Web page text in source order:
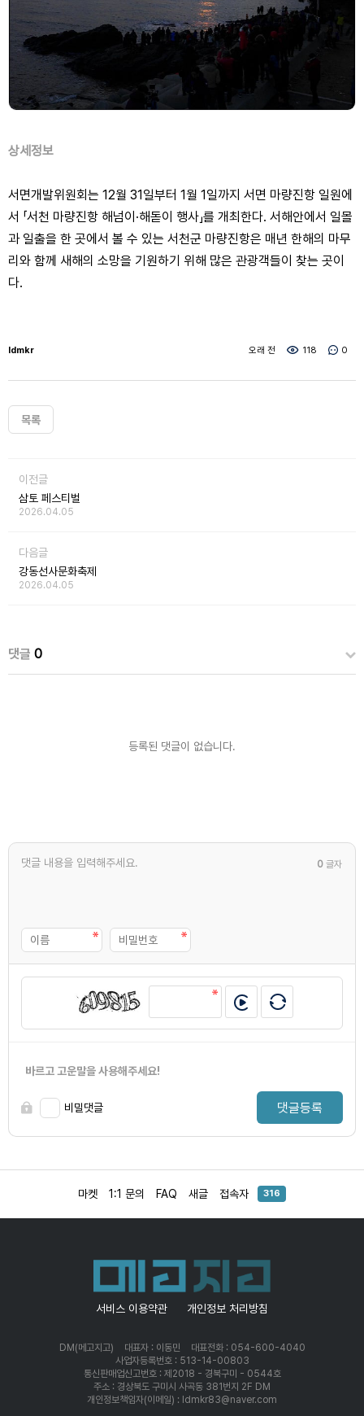
상세정보
서면개발위원회는 12월 31일부터 1월 1일까지 서면 마량진항 일원에
서 「서천 마량진항 해넘이·해돋이 행사」를 개최한다. 서해안에서 일몰
과 일출을 한 곳에서 볼 수 있는 서천군 마량진항은 매년 한해의 마무
리와 함께 새해의 소망을 기원하기 위해 많은 관광객들이 찾는 곳이
다.
ldmkr 오래 전 118 0
목록
이전글
삼토 페스티벌
2026.04.05
다음글
강동선사문화축제
2026.04.05
댓글 0
등록된 댓글이 없습니다.
0 글자
바르고 고운말을 사용해주세요!
비밀댓글 댓글등록
마켓 1:1 문의 FAQ 새글 접속자 316
서비스 이용약관 개인정보 처리방침
DM(메고지고) 대표자 : 이동민
대표전화 : 054-600-4040
사업자등록번호 : 513-14-00803
통신판매업신고번호 : 제2018 - 경북구미 - 0544호
주소 : 경상북도 구미시 사곡동 381번지 2F DM
개인정보책임자(이메일) : ldmkr83@naver.com